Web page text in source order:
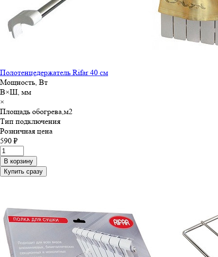
Полотенцедержатель Rifar 40 см
Мощность, Вт
В×Ш, мм
×
Площадь обогрева,м2
Тип подключения
Розничная цена
590 ₽
В корзину
Купить сразу